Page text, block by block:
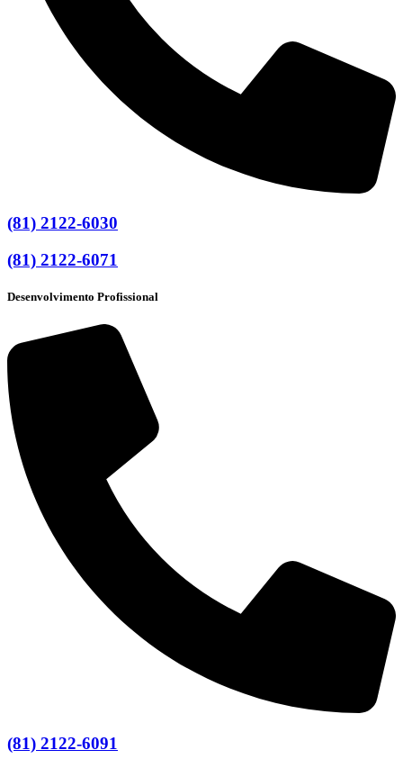
(81) 2122-6030
(81) 2122-6071
Desenvolvimento Profissional
(81) 2122-6091